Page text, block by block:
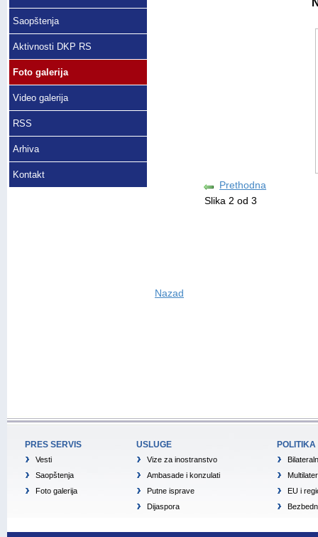
Saopštenja
Aktivnosti DKP RS
Foto galerija
Video galerija
RSS
Arhiva
Kontakt
Prethodna
Slika 2 od 3
Nazad
PRES SERVIS
Vesti
Saopštenja
Foto galerija
USLUGE
Vize za inostranstvo
Ambasade i konzulati
Putne isprave
Dijaspora
POLITIKA
EU i